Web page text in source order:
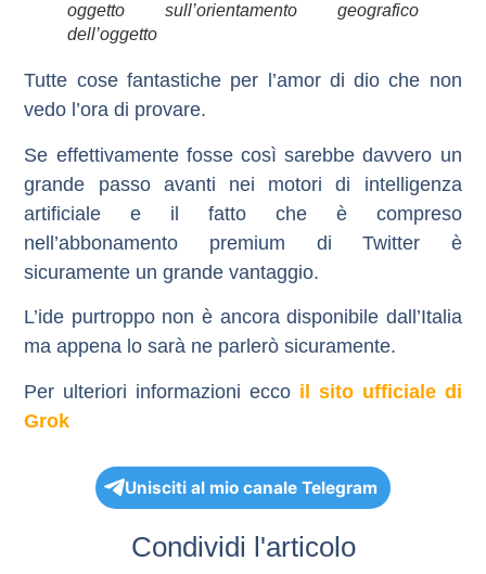
oggetto sull’orientamento geografico
dell’oggetto
Tutte cose fantastiche per l’amor di dio che non
vedo l’ora di provare.
Se effettivamente fosse così sarebbe davvero un
grande passo avanti nei motori di intelligenza
artificiale e il fatto che è compreso
nell’abbonamento premium di Twitter è
sicuramente un grande vantaggio.
L’ide purtroppo non è ancora disponibile dall’Italia
ma appena lo sarà ne parlerò sicuramente.
Per ulteriori informazioni ecco il sito ufficiale di
Grok
Unisciti al mio canale Telegram
Condividi l'articolo